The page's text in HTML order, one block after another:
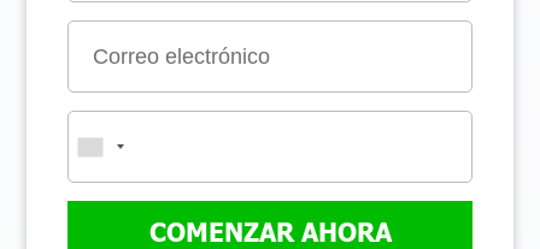
COMENZAR AHORA